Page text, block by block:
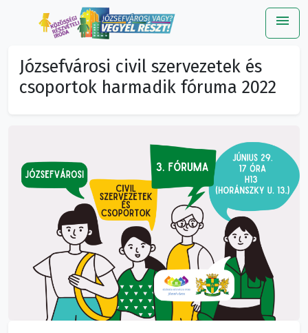
menu
Józsefvárosi civil szervezetek és
csoportok harmadik fóruma 2022